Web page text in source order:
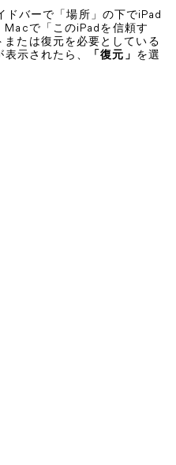
ドバーで「場所」の下でiPad
Macで「このiPadを信頼す
たは復元を必要としている
示されたら、
「復元」 を選